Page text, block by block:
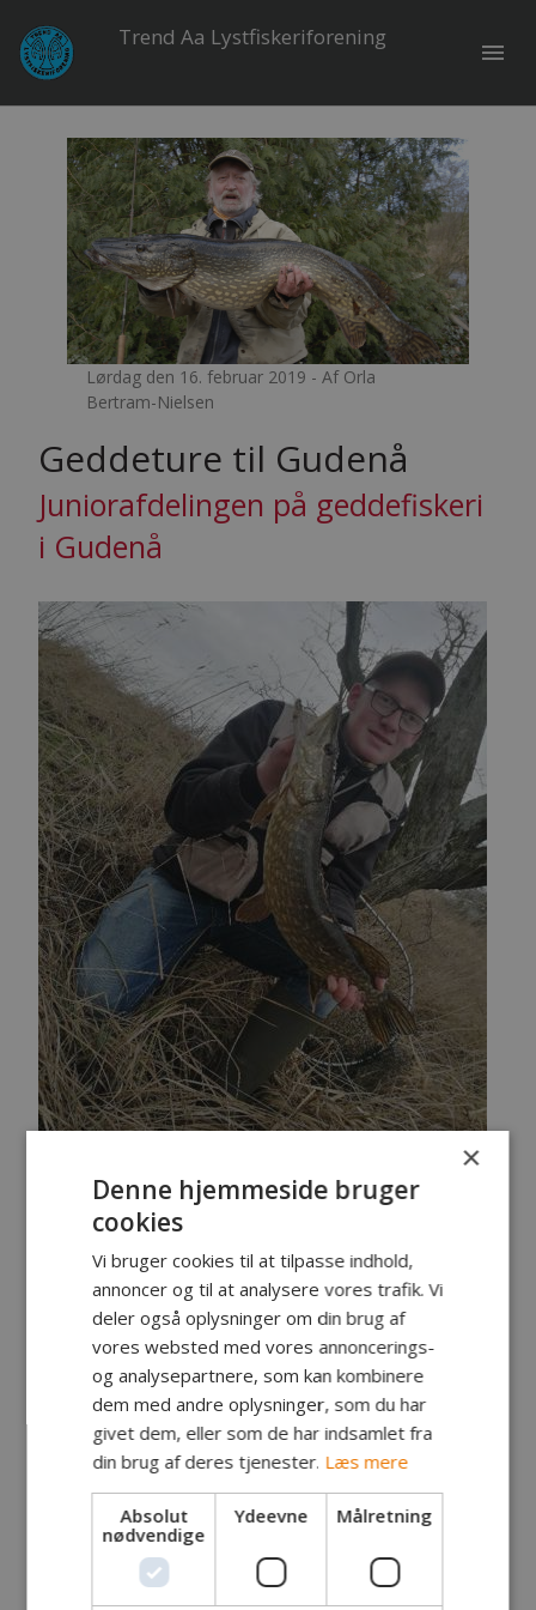
Trend Aa Lystfiskeriforening
menu
Lørdag den 16. februar 2019 - Af Orla
Bertram-Nielsen
Geddeture til Gudenå
Juniorafdelingen på geddefiskeri
i Gudenå
Emil T, Emil M og Kristoffer med mig som chauffør
var tilmeldt den årlige tur efter vintergedder på
Bjerringbro-foreningens strækning af Gudenå.
Vi plejer at få et par gedder – og nogle år både
mange og store! I år var forventningerne i top, da
geddefiskeriet dernede har oversteget alle
forventninger med de 10 største fisk over meteren
her midt i februar…
Vi startede som vanligt på zone 6 ved Ulstrup.
Drengene fiskede med bl.a. åle-jigs og spinnere,
men gedderne var ikke rigtig i hugget. Under
frokosten hilste vi dog på Klaus Balleby (tidligere
aktivitetskoordinater mm. ved Danmarks
×
Denne hjemmeside bruger
cookies
Vi bruger cookies til at tilpasse indhold,
annoncer og til at analysere vores trafik. Vi
deler også oplysninger om din brug af
vores websted med vores annoncerings-
og analysepartnere, som kan kombinere
dem med andre oplysninger, som du har
givet dem, eller som de har indsamlet fra
din brug af deres tjenester. Læs mere
Absolut
nødvendige
Ydeevne Målretning